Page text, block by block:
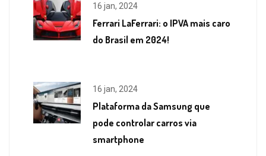
16 jan, 2024
Ferrari LaFerrari: o IPVA mais caro
do Brasil em 2024!
16 jan, 2024
Plataforma da Samsung que
pode controlar carros via
smartphone